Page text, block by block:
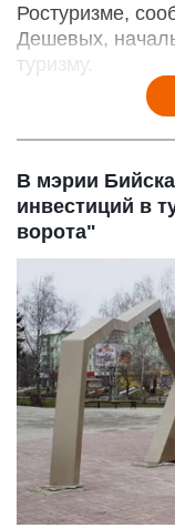
Ростуризме,
Дешевых,
туризму.
В мэрии
инвестиций в
ворота"